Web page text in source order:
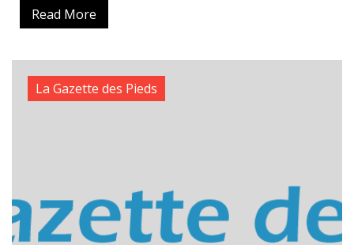
Read More
La Gazette des Pieds